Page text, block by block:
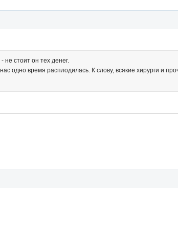
не стоит он тех денег.
одно время расплодилась. К слову, всякие хирурги и